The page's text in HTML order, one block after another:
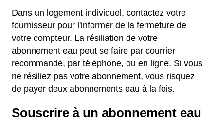
Dans un logement individuel, contactez votre
fournisseur pour l'informer de la fermeture de
votre compteur. La résiliation de votre
abonnement eau peut se faire par courrier
recommandé, par téléphone, ou en ligne. Si vous
ne résiliez pas votre abonnement, vous risquez
de payer deux abonnements eau à la fois.
Souscrire à un abonnement eau